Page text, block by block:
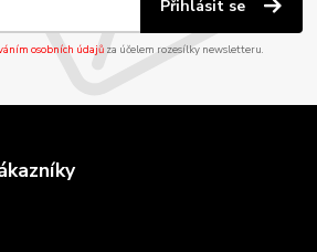
Přihlásit se
osobních údajůza účelem rozesílky newsletteru.